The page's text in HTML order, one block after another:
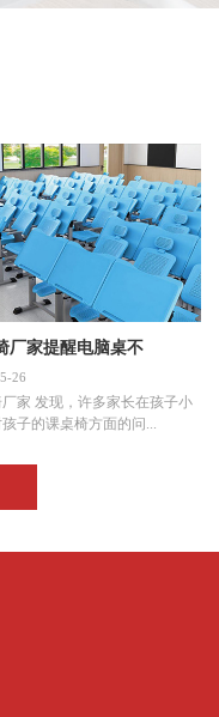
厂家提醒电脑桌不
26
家 发现，许多家长在孩子小
子的课桌椅方面的问...